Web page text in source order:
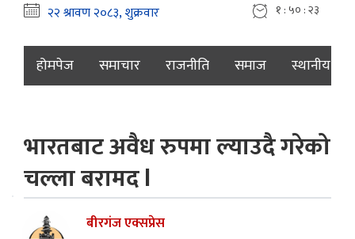
१ : ५० : २४
होमपेज समाचार राजनीति समाज स्थानीय
भारतबाट अवैध रुपमा ल्याउदै गरेको
चल्ला बरामद l
बीरगंज एक्सप्रेस